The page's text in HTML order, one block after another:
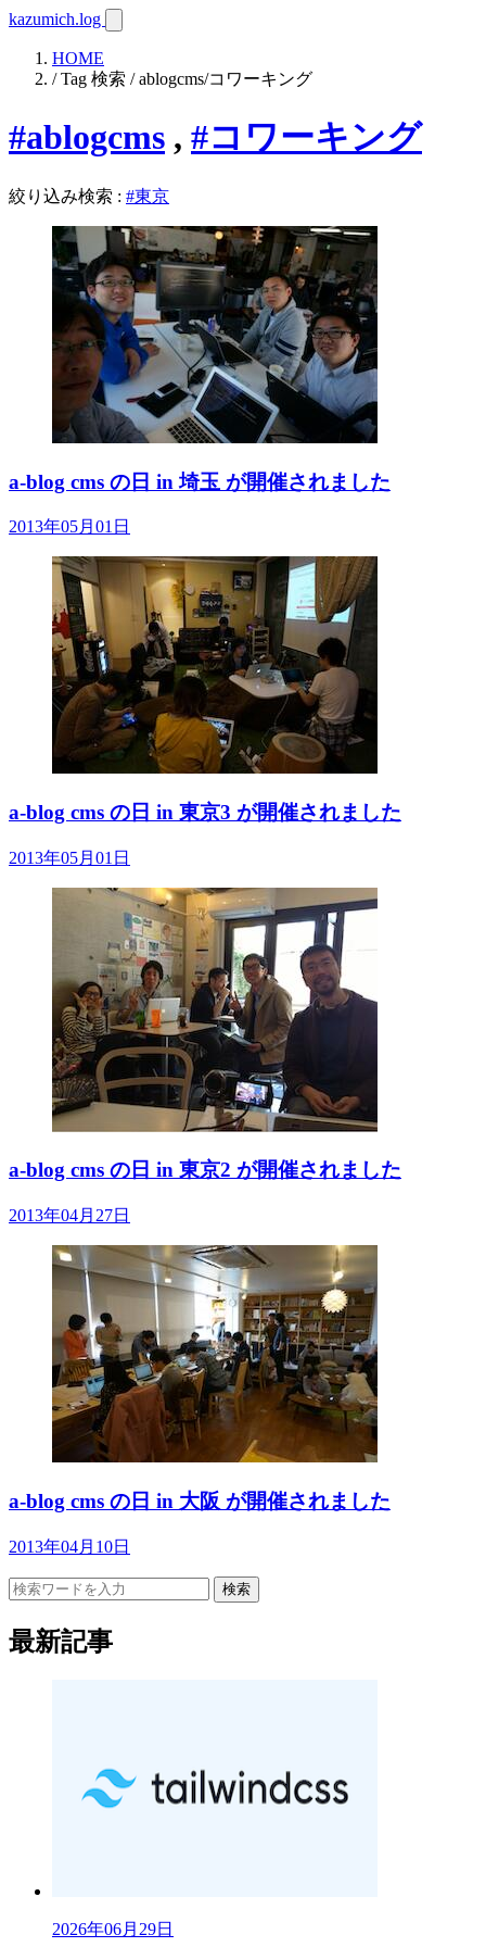
kazumich.log
HOME
/ Tag 検索 / ablogcms/コワーキング
#ablogcms , #コワーキング
絞り込み検索 : #東京
a-blog cms の日 in 埼玉 が開催されました
2013年05月01日
a-blog cms の日 in 東京3 が開催されました
2013年05月01日
a-blog cms の日 in 東京2 が開催されました
2013年04月27日
a-blog cms の日 in 大阪 が開催されました
2013年04月10日
検索
最新記事
2026年06月29日